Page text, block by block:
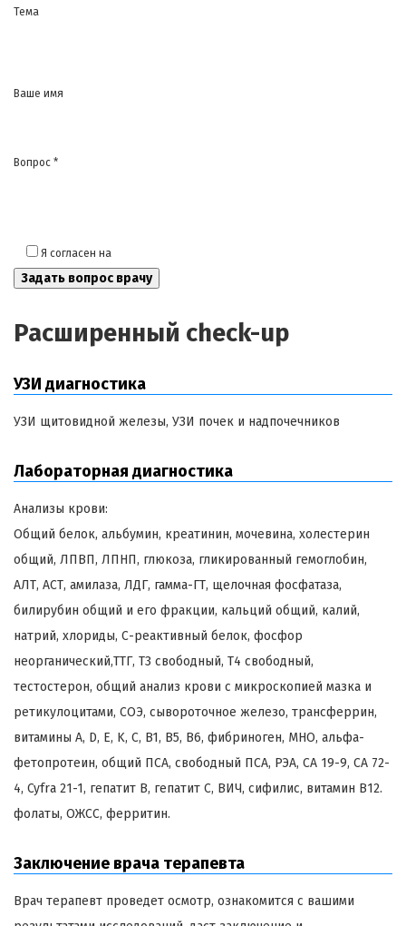
Тема
Ваше имя
Вопрос *
Я согласен на
Расширенный check-up
УЗИ диагностика
УЗИ щитовидной железы, УЗИ почек и надпочечников
Лабораторная диагностика
Анализы крови:
Общий белок, альбумин, креатинин, мочевина, холестерин
общий, ЛПВП, ЛПНП, глюкоза, гликированный гемоглобин,
АЛТ, АСТ, амилаза, ЛДГ, гамма-ГТ, щелочная фосфатаза,
билирубин общий и его фракции, кальций общий, калий,
натрий, хлориды, С-реактивный белок, фосфор
неорганический,ТТГ, Т3 свободный, Т4 свободный,
тестостерон, общий анализ крови с микроскопией мазка и
ретикулоцитами, СОЭ, сывороточное железо, трансферрин,
витамины А, D, E, K, C, B1, B5, B6, фибриноген, МНО, альфа-
фетопротеин, общий ПСА, свободный ПСА, РЭА, СА 19-9, СА 72-
4, Cyfra 21-1, гепатит В, гепатит С, ВИЧ, сифилис, витамин В12.
фолаты, ОЖСС, ферритин.
Заключение врача терапевта
Врач терапевт проведет осмотр, ознакомится с вашими